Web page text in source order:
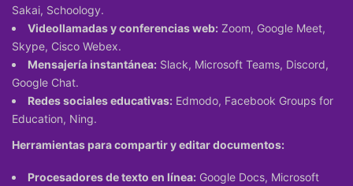
Sakai, Schoology.
Videollamadas y conferencias web: Zoom, Google Meet,
Skype, Cisco Webex.
Mensajería instantánea: Slack, Microsoft Teams, Discord,
Google Chat.
Redes sociales educativas: Edmodo, Facebook Groups for
Education, Ning.
Herramientas para compartir y editar documentos:
Procesadores de texto en línea: Google Docs, Microsoft